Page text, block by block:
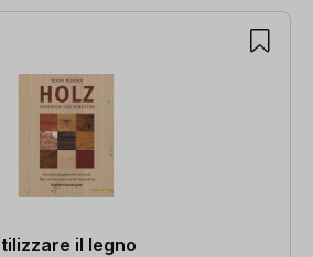
il legno